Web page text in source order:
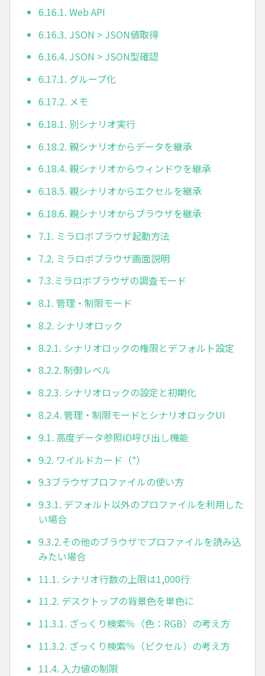
6.16.1. Web API
6.16.3. JSON > JSON値取得
6.16.4. JSON > JSON型確認
6.17.1. グループ化
6.17.2. メモ
6.18.1. 別シナリオ実行
6.18.2. 親シナリオからデータを継承
6.18.4. 親シナリオからウィンドウを継承
6.18.5. 親シナリオからエクセルを継承
6.18.6. 親シナリオからブラウザを継承
7.1. ミラロボブラウザ起動方法
7.2. ミラロボブラウザ画面説明
7.3.ミラロボブラウザの調査モード
8.1. 管理・制限モード
8.2. シナリオロック
8.2.1. シナリオロックの権限とデフォルト設定
8.2.2. 制御レベル
8.2.3. シナリオロックの設定と初期化
8.2.4. 管理・制限モードとシナリオロックUI
9.1. 高度データ参照ID呼び出し機能
9.2. ワイルドカード（*）
9.3ブラウザプロファイルの使い方
9.3.1. デフォルト以外のプロファイルを利用した
い場合
9.3.2.その他のブラウザでプロファイルを読み込
みたい場合
11.1. シナリオ行数の上限は1,000行
11.2. デスクトップの背景色を単色に
11.3.1. ざっくり検索％（色：RGB）の考え方
11.3.2. ざっくり検索％（ピクセル）の考え方
11.4. 入力値の制限